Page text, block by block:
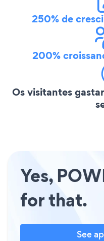
250% de
200%
Os visitantes
Yes,
for that.
See